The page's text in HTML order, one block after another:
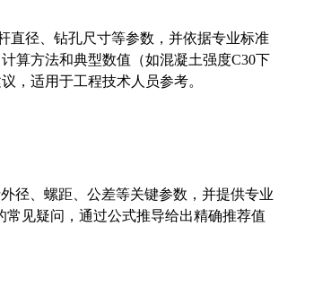
直径、钻孔尺寸等参数，并依据专业标准
算方法和典型数值（如混凝土强度C30下
，适用于工程技术人员参考。
径、螺距、公差等关键参数，并提供专业
常见疑问，通过公式推导给出精确推荐值